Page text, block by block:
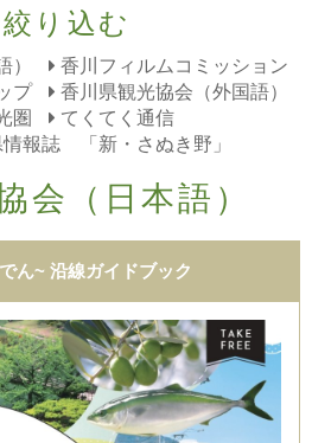
り込む
）
香川フィルムコミッション
プ
香川県観光協会（外国語）
圏
てくてく通信
情報誌 「新・さぬき野」
会（日本語）
ん~ 沿線ガイドブック